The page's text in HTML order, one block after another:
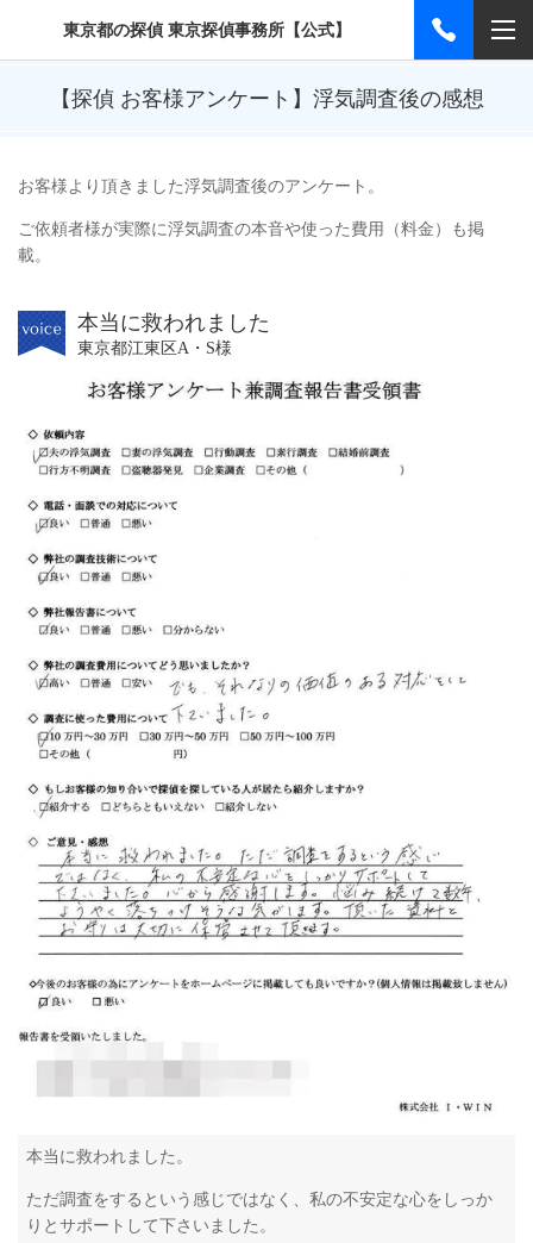
東京都の探偵 東京探偵事務所【公式】
【探偵 お客様アンケート】浮気調査後の感想
お客様より頂きました浮気調査後のアンケート。
ご依頼者様が実際に浮気調査の本音や使った費用（料金）も掲
載。
本当に救われました
東京都江東区A・S様
本当に救われました。
ただ調査をするという感じではなく、私の不安定な心をしっか
りとサポートして下さいました。